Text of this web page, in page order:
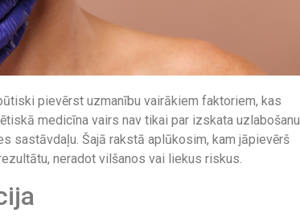
pievērst uzmanību vairākiem faktoriem, kas
medicīna vairs nav tikai par izskata uzlabošanu
sastāvdaļu. Šajā rakstā aplūkosim, kam jāpievērš
neradot vilšanos vai liekus riskus.